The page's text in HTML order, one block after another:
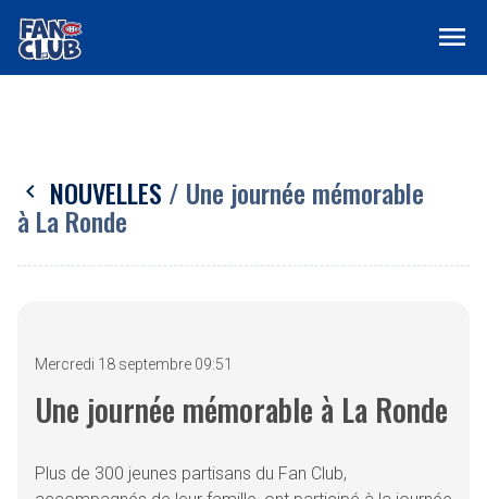
menu
chevron_left NOUVELLES / Une journée mémorable
à La Ronde
Mercredi 18 septembre 09:51
Une journée mémorable à La Ronde
Plus de 300 jeunes partisans du Fan Club,